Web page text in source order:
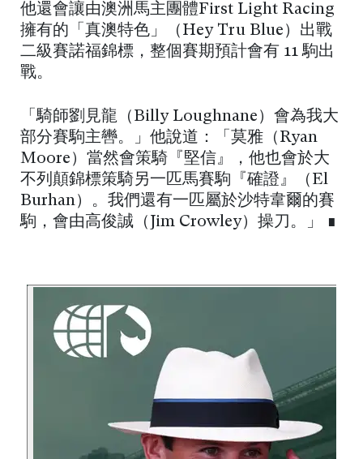
他還會讓由澳洲馬主團體First Light Racing
擁有的「真澳特色」（Hey Tru Blue）出戰
二級賽諾福錦標，整個賽期預計會有 11 駒出
戰。
「騎師劉見龍（Billy Loughnane）會為我大
部分賽駒主轡。」他說道：「莫雅（Ryan
Moore）當然會策騎『堅信』，他也會於大
不列顛錦標策騎另一匹馬賽駒『確證』（El
Burhan）。我們還有一匹屬於沙特韋爾的賽
駒，會由高俊誠（Jim Crowley）操刀。」 ∎